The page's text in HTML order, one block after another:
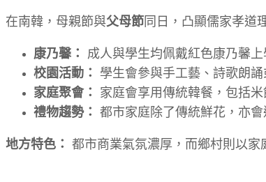
在南韓，母親節與父母節 同日，凸顯儒家孝道
康乃馨：
成人與學生均佩戴紅色康乃馨
校園活動：
學生會參與手工藝、詩歌朗
家庭聚會：
家庭會享用傳統韓餐，包括
禮物趨勢：
都市家庭除了傳統鮮花，亦會
地方特色： 都市商業氣氛濃厚，而鄉村則以家